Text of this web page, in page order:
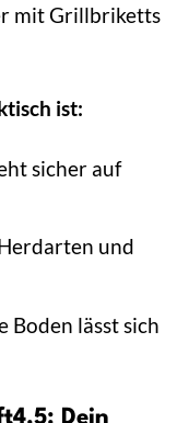
mit Grillbriketts
ist:
sicher auf
und
Boden lässt sich
Dein